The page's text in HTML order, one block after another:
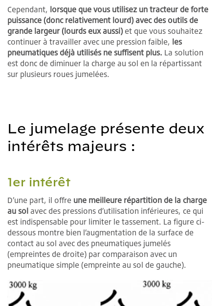
Cependant, lorsque que vous utilisez un tracteur de forte
puissance (donc relativement lourd) avec des outils de
grande largeur (lourds eux aussi) et que vous souhaitez
continuer à travailler avec une pression faible, les
pneumatiques déjà utilisés ne suffisent plus. La solution
est donc de diminuer la charge au sol en la répartissant
sur plusieurs roues jumelées.
Le jumelage présente deux
intérêts majeurs :
1er intérêt
D’une part, il offre une meilleure répartition de la charge
au sol avec des pressions d’utilisation inférieures, ce qui
est indispensable pour limiter le tassement. La figure ci-
dessous montre bien l’augmentation de la surface de
contact au sol avec des pneumatiques jumelés
(empreintes de droite) par comparaison avec un
pneumatique simple (empreinte au sol de gauche).